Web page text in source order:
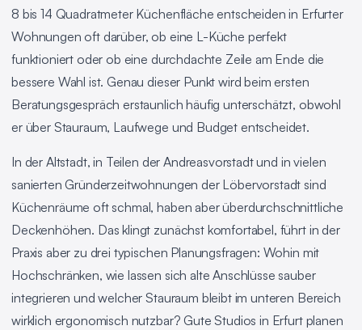
8 bis 14 Quadratmeter Küchenfläche entscheiden in Erfurter
Wohnungen oft darüber, ob eine L-Küche perfekt
funktioniert oder ob eine durchdachte Zeile am Ende die
bessere Wahl ist. Genau dieser Punkt wird beim ersten
Beratungsgespräch erstaunlich häufig unterschätzt, obwohl
er über Stauraum, Laufwege und Budget entscheidet.
In der Altstadt, in Teilen der Andreasvorstadt und in vielen
sanierten Gründerzeitwohnungen der Löbervorstadt sind
Küchenräume oft schmal, haben aber überdurchschnittliche
Deckenhöhen. Das klingt zunächst komfortabel, führt in der
Praxis aber zu drei typischen Planungsfragen: Wohin mit
Hochschränken, wie lassen sich alte Anschlüsse sauber
integrieren und welcher Stauraum bleibt im unteren Bereich
wirklich ergonomisch nutzbar? Gute Studios in Erfurt planen